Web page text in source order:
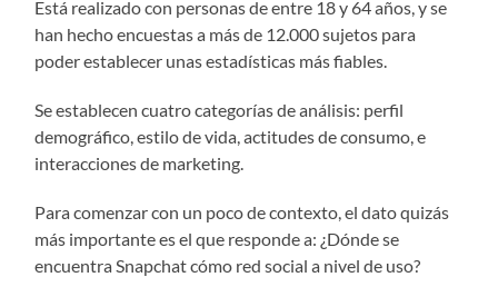
Está realizado con personas de entre 18 y 64 años, y se
han hecho encuestas a más de 12.000 sujetos para
poder establecer unas estadísticas más fiables.
Se establecen cuatro categorías de análisis: perfil
demográfico, estilo de vida, actitudes de consumo, e
interacciones de marketing.
Para comenzar con un poco de contexto, el dato quizás
más importante es el que responde a: ¿Dónde se
encuentra Snapchat cómo red social a nivel de uso?